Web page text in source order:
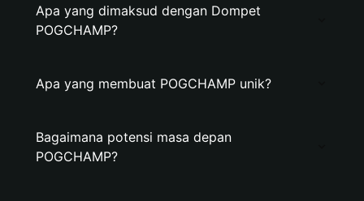
Apa yang dimaksud dengan Dompet
POGCHAMP?
Apa yang membuat POGCHAMP unik?
Bagaimana potensi masa depan
POGCHAMP?